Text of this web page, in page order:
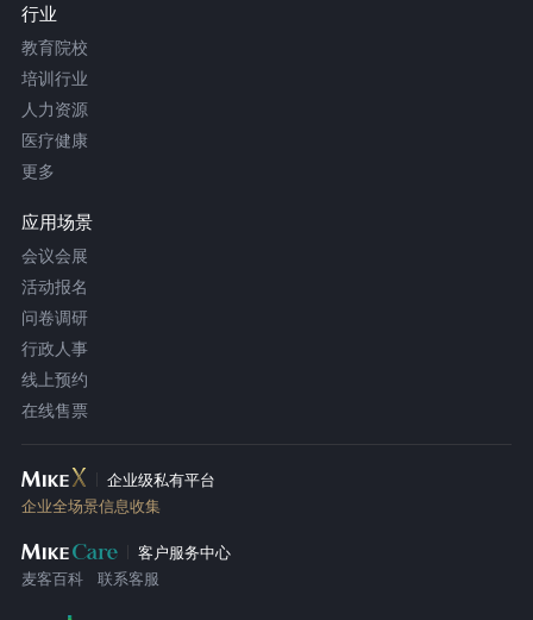
行业
教育院校
培训行业
人力资源
医疗健康
更多
应用场景
会议会展
活动报名
问卷调研
行政人事
线上预约
在线售票
企业级私有平台
企业全场景信息收集
客户服务中心
麦客百科
联系客服